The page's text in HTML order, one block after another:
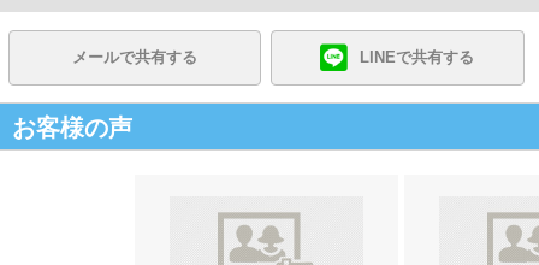
メールで共有する LINEで共有する
お客様の声